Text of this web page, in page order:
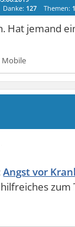
Danke: 127 Themen:
Hat jemand
Angst vor